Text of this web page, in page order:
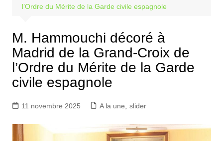
l’Ordre du Mérite de la Garde civile espagnole
M. Hammouchi décoré à
Madrid de la Grand-Croix de
l’Ordre du Mérite de la Garde
civile espagnole
11 novembre 2025 A la une slider